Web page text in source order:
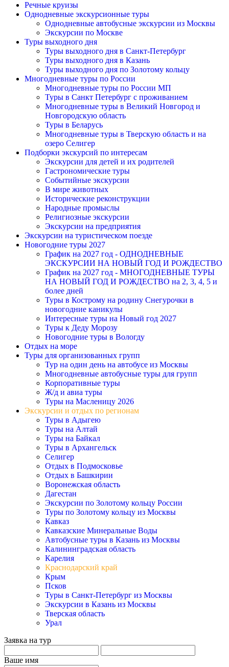
Речные круизы
Однодневные экскурсионные туры
Однодневные автобусные экскурсии из Москвы
Экскурсии по Москве
Туры выходного дня
Туры выходного дня в Санкт-Петербург
Туры выходного дня в Казань
Туры выходного дня по Золотому кольцу
Многодневные туры по России
Многодневные туры по России МП
Туры в Санкт Петербург с проживанием
Многодневные туры в Великий Новгород и
Новгородскую область
Туры в Беларусь
Многодневные туры в Тверскую область и на
озеро Селигер
Подборки экскурсий по интересам
Экскурсии для детей и их родителей
Гастрономические туры
Событийные экскурсии
В мире животных
Исторические реконструкции
Народные промыслы
Религиозные экскурсии
Экскурсии на предприятия
Экскурсии на туристическом поезде
Новогодние туры 2027
График на 2027 год - ОДНОДНЕВНЫЕ
ЭКСКУРСИИ НА НОВЫЙ ГОД И РОЖДЕСТВО
График на 2027 год - МНОГОДНЕВНЫЕ ТУРЫ
НА НОВЫЙ ГОД И РОЖДЕСТВО на 2, 3, 4, 5 и
более дней
Туры в Кострому на родину Снегурочки в
новогодние каникулы
Интересные туры на Новый год 2027
Туры к Деду Морозу
Новогодние туры в Вологду
Отдых на море
Туры для организованных групп
Тур на один день на автобусе из Москвы
Многодневные автобусные туры для групп
Корпоративные туры
Ж/д и авиа туры
Туры на Масленицу 2026
Экскурсии и отдых по регионам
Туры в Адыгею
Туры на Алтай
Туры на Байкал
Туры в Архангельск
Селигер
Отдых в Подмосковье
Отдых в Башкирии
Воронежская область
Дагестан
Экскурсии по Золотому кольцу России
Туры по Золотому кольцу из Москвы
Кавказ
Кавказские Минеральные Воды
Автобусные туры в Казань из Москвы
Калининградская область
Карелия
Краснодарский край
Крым
Псков
Туры в Санкт-Петербург из Москвы
Экскурсии в Казань из Москвы
Тверская область
Урал
Заявка на тур
Ваше имя